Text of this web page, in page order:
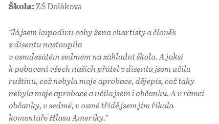
Škola: ZŠ Dolákova
“Já jsem kupodivu coby žena chartisty a člověk
z disentu nastoupila
v osmdesátém sedmém na základní školu. A jaksi
k pobavení všech našich přátel z disentu jsem učila
ruštinu, což nebyla moje aprobace, dějepis, což taky
nebyla moje aprobace a učila jsem i občanku. A v rámci
občanky, v sedmé, v osmé třídě jsem jim říkala
komentáře Hlasu Ameriky.”